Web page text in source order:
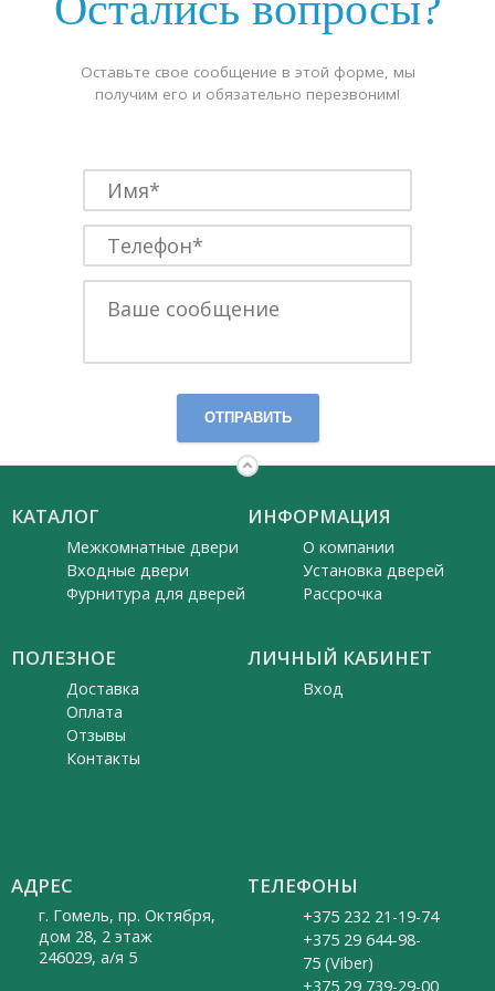
Оставьте свое сообщение в этой форме, мы
получим его и обязательно перезвоним!
ОТПРАВИТЬ
КАТАЛОГ
Межкомнатные двери
Входные двери
Фурнитура для дверей
ПОЛЕЗНОЕ
Доставка
Оплата
Отзывы
Контакты
ИНФОРМАЦИЯ
О компании
Установка дверей
Рассрочка
ЛИЧНЫЙ КАБИНЕТ
Вход
АДРЕС
г. Гомель, пр. Октября,
дом 28, 2 этаж
246029, а/я 5
ТЕЛЕФОНЫ
+375 232 21-19-74
+375 29 644-98-
75 (Viber)
+375 29 739-29-00